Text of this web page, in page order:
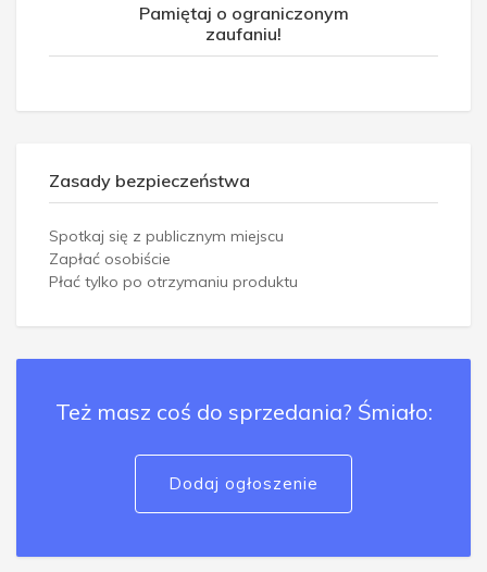
Pamiętaj o ograniczonym
zaufaniu!
Zasady bezpieczeństwa
Spotkaj się z publicznym miejscu
Zapłać osobiście
Płać tylko po otrzymaniu produktu
Też masz coś do sprzedania? Śmiało:
Dodaj ogłoszenie